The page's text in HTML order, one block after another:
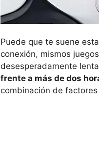
Puede que te suene
conexión, mismos
desesperadamente
frente a más de dos
combinación de